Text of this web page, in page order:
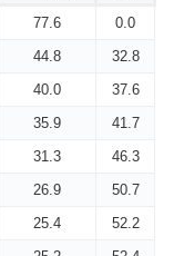
77.6
0.0
44.8
32.8
40.0
37.6
35.9
41.7
31.3
46.3
26.9
50.7
25.4
52.2